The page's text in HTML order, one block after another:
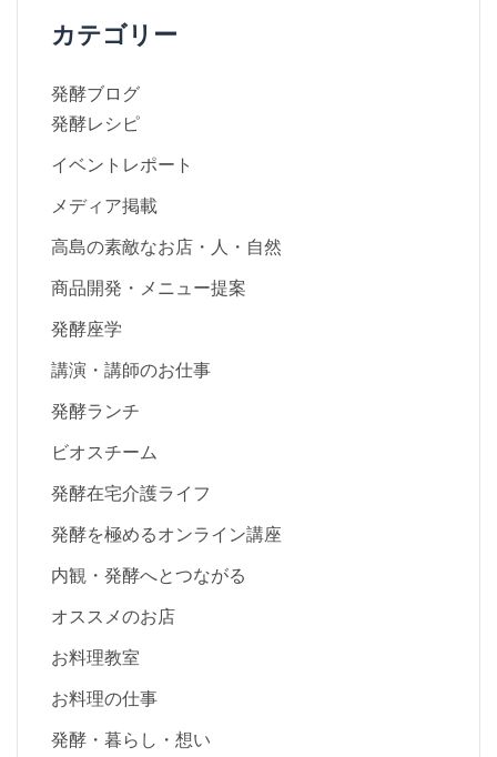
カテゴリー
発酵ブログ
発酵レシピ
イベントレポート
メディア掲載
高島の素敵なお店・人・自然
商品開発・メニュー提案
発酵座学
講演・講師のお仕事
発酵ランチ
ビオスチーム
発酵在宅介護ライフ
発酵を極めるオンライン講座
内観・発酵へとつながる
オススメのお店
お料理教室
お料理の仕事
発酵・暮らし・想い